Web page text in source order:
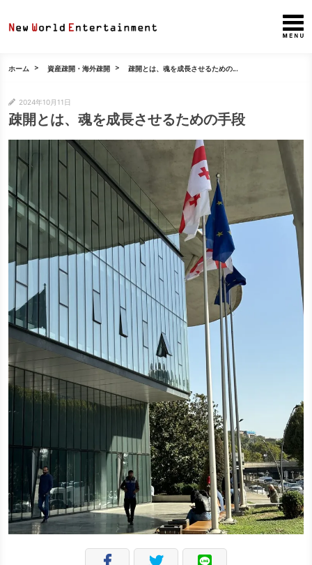
ホーム 資産疎開・海外疎開 疎開とは、魂を成長させるための...
2024年10月11日
疎開とは、魂を成長させるための手段